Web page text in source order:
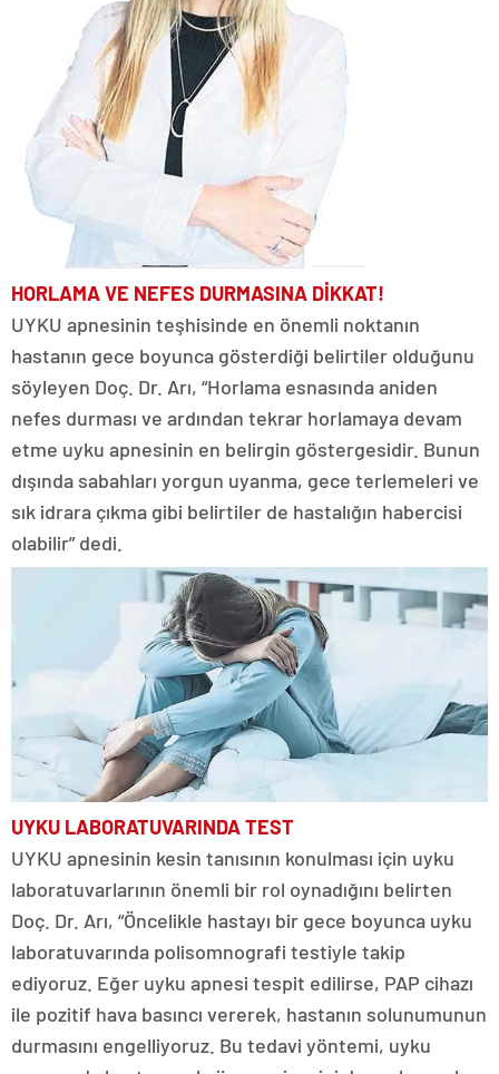
HORLAMAVE NEFES DURMASINA DİKKAT!
UYKU apnesinin teşhisinde en önemli noktanın
hastanın gece boyunca gösterdiği belirtiler olduğunu
söyleyen Doç. Dr. Arı, “Horlama esnasında aniden
nefes durması ve ardından tekrar horlamaya devam
etme uyku apnesinin en belirgin göstergesidir. Bunun
dışında sabahları yorgun uyanma, gece terlemeleri ve
sık idrara çıkma gibi belirtiler de hastalığın habercisi
olabilir” dedi.
UYKU LABORATUVARINDA TEST
UYKU apnesinin kesin tanısının konulması için uyku
laboratuvarlarının önemli bir rol oynadığını belirten
Doç. Dr. Arı, “Öncelikle hastayı bir gece boyunca uyku
laboratuvarında polisomnografi testiyle takip
ediyoruz. Eğer uyku apnesi tespit edilirse, PAP cihazı
ile pozitif hava basıncı vererek, hastanın solunumunun
durmasını engelliyoruz. Bu tedavi yöntemi, uyku